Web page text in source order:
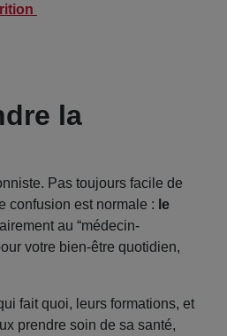
la
Pas toujours facile de
confusion est normale : le
au “médecin-
votre bien-être quotidien,
fait quoi, leurs formations, et
prendre soin de sa santé,